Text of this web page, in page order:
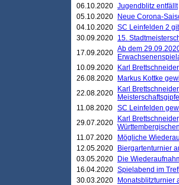
06.10.2020 Jugendblitz entfällt
05.10.2020
Neue Corona-
04.10.2020 SC Leinfelden 2
30.09.2020 15.
17.09.2020 Ab dem
10.09.2020
Karl
26.08.2020
Markus Kottke
22.08.2020
Karl
11.08.2020 SC Leinfelden
29.07.2020
Karl
11.07.2020
Mögliche
12.05.2020
Biergartenturnier
03.05.2020
Die
16.04.2020 Spielabend im
30.03.2020
Monatsblitzturnier